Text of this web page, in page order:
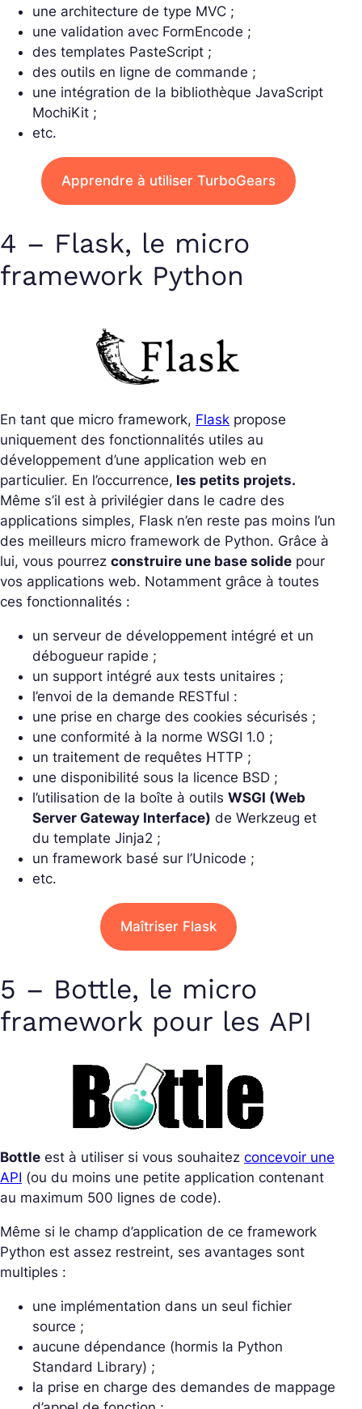
une architecture de type MVC ;
une validation avec FormEncode ;
des templates PasteScript ;
des outils en ligne de commande ;
une intégration de la bibliothèque JavaScript
MochiKit ;
etc.
Apprendre à utiliser TurboGears
4 – Flask, le micro
framework Python
En tant que micro framework, Flask propose
uniquement des fonctionnalités utiles au
développement d’une application web en
particulier. En l’occurrence, les petits projets.
Même s’il est à privilégier dans le cadre des
applications simples, Flask n’en reste pas moins l’un
des meilleurs micro framework de Python. Grâce à
lui, vous pourrez construire une base solide pour
vos applications web. Notamment grâce à toutes
ces fonctionnalités :
un serveur de développement intégré et un
débogueur rapide ;
un support intégré aux tests unitaires ;
l’envoi de la demande RESTful :
une prise en charge des cookies sécurisés ;
une conformité à la norme WSGI 1.0 ;
un traitement de requêtes HTTP ;
une disponibilité sous la licence BSD ;
l’utilisation de la boîte à outils WSGI (Web
Server Gateway Interface) de Werkzeug et
du template Jinja2 ;
un framework basé sur l’Unicode ;
etc.
Maîtriser Flask
5 – Bottle, le micro
framework pour les API
Bottle est à utiliser si vous souhaitez concevoir une
API (ou du moins une petite application contenant
au maximum 500 lignes de code).
Même si le champ d’application de ce framework
Python est assez restreint, ses avantages sont
multiples :
une implémentation dans un seul fichier
source ;
aucune dépendance (hormis la Python
Standard Library) ;
la prise en charge des demandes de mappage